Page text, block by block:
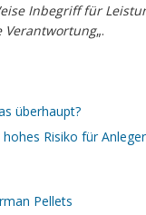
Inbegriff für
Verantwortung„.
überhaupt?
Risiko für Anleger
Pellets